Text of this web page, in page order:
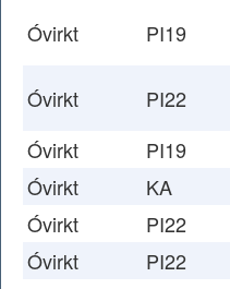
Óvirkt
PI19
Óvirkt PI22
Óvirkt
PI19
Óvirkt
KA
Óvirkt
PI22
Óvirkt
PI22